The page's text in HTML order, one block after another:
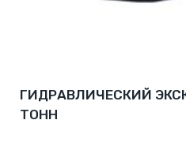
ГИДРАВЛИЧЕСКИЙ
ТОНН